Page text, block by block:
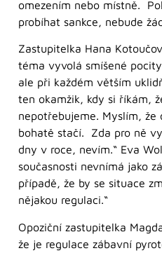
omezením nebo místně.
probíhat sankce, nebude
Zastupitelka Hana
téma vyvolá smíšené
ale při každém větším
ten okamžik, kdy si říkám,
nepotřebujeme. Myslím, že
bohatě stačí. Zda pro ně
dny v roce, nevím.“ Eva
současnosti nevnímá jako
případě, že by se situace
nějakou regulaci.“
Opoziční zastupitelka
že je regulace zábavní